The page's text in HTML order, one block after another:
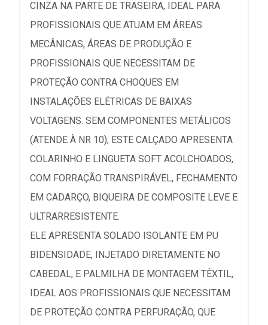
CINZA NA PARTE DE TRASEIRA, IDEAL PARA
PROFISSIONAIS QUE ATUAM EM ÁREAS
MECÂNICAS, ÁREAS DE PRODUÇÃO E
PROFISSIONAIS QUE NECESSITAM DE
PROTEÇÃO CONTRA CHOQUES EM
INSTALAÇÕES ELÉTRICAS DE BAIXAS
VOLTAGENS. SEM COMPONENTES METÁLICOS
(ATENDE À NR 10), ESTE CALÇADO APRESENTA
COLARINHO E LINGUETA SOFT ACOLCHOADOS,
COM FORRAÇÃO TRANSPIRÁVEL, FECHAMENTO
EM CADARÇO, BIQUEIRA DE COMPOSITE LEVE E
ULTRARRESISTENTE.
ELE APRESENTA SOLADO ISOLANTE EM PU
BIDENSIDADE, INJETADO DIRETAMENTE NO
CABEDAL, E PALMILHA DE MONTAGEM TÊXTIL,
IDEAL AOS PROFISSIONAIS QUE NECESSITAM
DE PROTEÇÃO CONTRA PERFURAÇÃO, QUE